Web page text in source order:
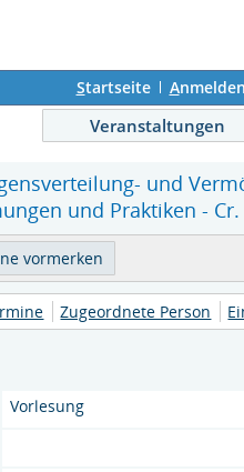
Startseite Anmelden
Veranstaltungen
und
und Praktiken -
Zugeordnete Person
Vorlesung